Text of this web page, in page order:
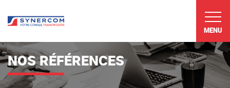
MENU
NOS RÉFÉRENCES